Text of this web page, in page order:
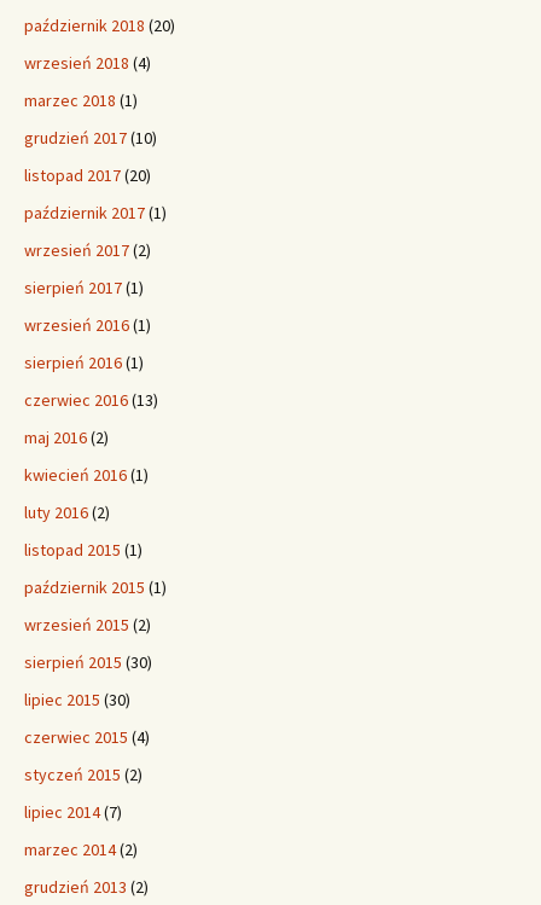
październik 2018 (20)
wrzesień 2018 (4)
marzec 2018 (1)
grudzień 2017(10)
listopad 2017(20)
październik 2017(1)
wrzesień 2017(2)
sierpień 2017(1)
wrzesień 2016(1)
sierpień 2016(1)
czerwiec 2016(13)
maj 2016(2)
kwiecień 2016(1)
luty 2016(2)
listopad 2015 (1)
październik 2015 (1)
wrzesień 2015 (2)
sierpień 2015 (30)
lipiec 2015 (30)
czerwiec 2015 (4)
styczeń 2015 (2)
lipiec 2014(7)
marzec 2014(2)
grudzień 2013 (2)